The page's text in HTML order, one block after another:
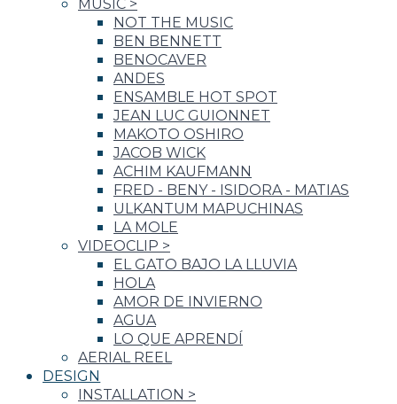
MUSIC >
NOT THE MUSIC
BEN BENNETT
BENOCAVER
ANDES
ENSAMBLE HOT SPOT
JEAN LUC GUIONNET
MAKOTO OSHIRO
JACOB WICK
ACHIM KAUFMANN
FRED - BENY - ISIDORA - MATIAS
ULKANTUM MAPUCHINAS
LA MOLE
VIDEOCLIP >
EL GATO BAJO LA LLUVIA
HOLA
AMOR DE INVIERNO
AGUA
LO QUE APRENDÍ
AERIAL REEL
DESIGN
INSTALLATION >